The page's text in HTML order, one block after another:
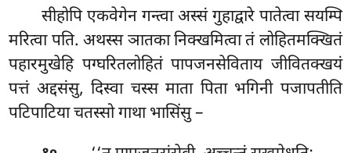
सीहोपि एकवेगेन गन्त्वा अस्सं गुहाद्वारे पातेत्वा सयम्पि
मरित्वा पति. अथस्स ञातका निक्खमित्वा तं लोहितमक्खितं
पहारमुखेहि पग्घरितलोहितं पापजनसेविताय जीवितक्खयं
पत्तं अद्दसंसु, दिस्वा चस्स माता पिता भगिनी पजापतीति
पटिपाटिया चतस्सो गाथा भासिंसु –